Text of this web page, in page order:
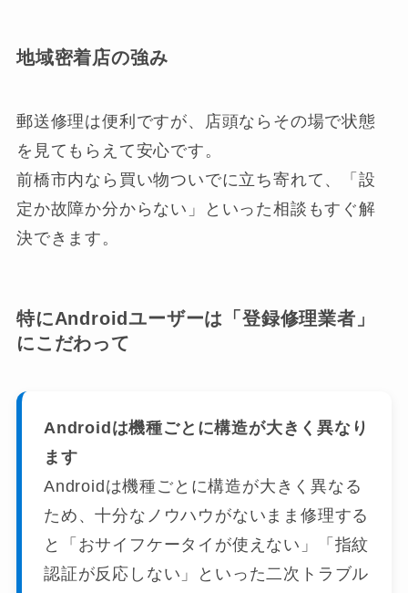
地域密着店の強み
郵送修理は便利ですが、店頭ならその場で状態
を見てもらえて安心です。
前橋市内なら買い物ついでに立ち寄れて、「設
定か故障か分からない」といった相談もすぐ解
決できます。
特にAndroidユーザーは「登録修理業者」
にこだわって
Androidは機種ごとに構造が大きく異なり
ます
Androidは機種ごとに構造が大きく異なる
ため、十分なノウハウがないまま修理する
と「おサイフケータイが使えない」「指紋
認証が反応しない」といった二次トラブル